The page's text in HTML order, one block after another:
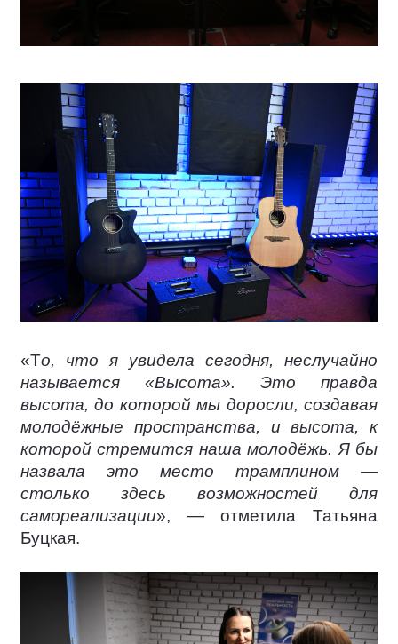
«То, что я увидела сегодня, неслучайно
называется «Высота». Это правда
высота, до которой мы доросли, создавая
молодёжные пространства, и высота, к
которой стремится наша молодёжь. Я бы
назвала это место трамплином —
столько здесь возможностей для
самореализации», — отметила Татьяна
Буцкая.